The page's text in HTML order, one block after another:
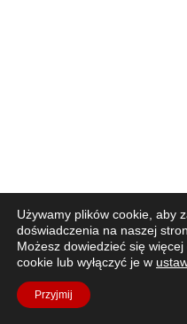
Używamy plików cookie, aby
doświadczenia na naszej
Możesz dowiedzieć się
cookie lub wyłączyć je w
Przyjmij